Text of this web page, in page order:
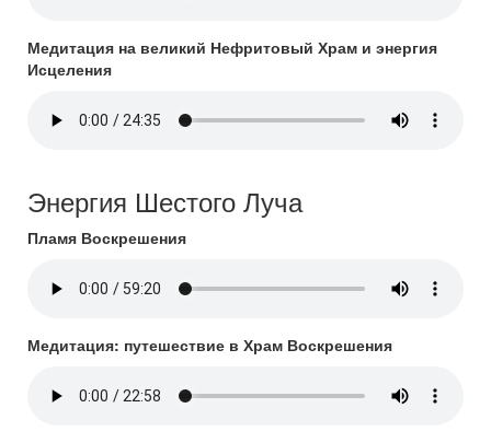
Медитация на великий Нефритовый Храм и энергия
Исцеления
Энергия Шестого Луча
Пламя Воскрешения
Медитация: путешествие в Храм Воскрешения